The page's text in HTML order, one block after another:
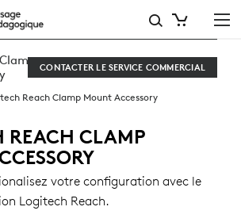
CONTACTER LE SERVICE COMMERCIAL
Reach Clamp Mount Accessory
REACH CLAMP
votre configuration avec le
Logitech Reach.